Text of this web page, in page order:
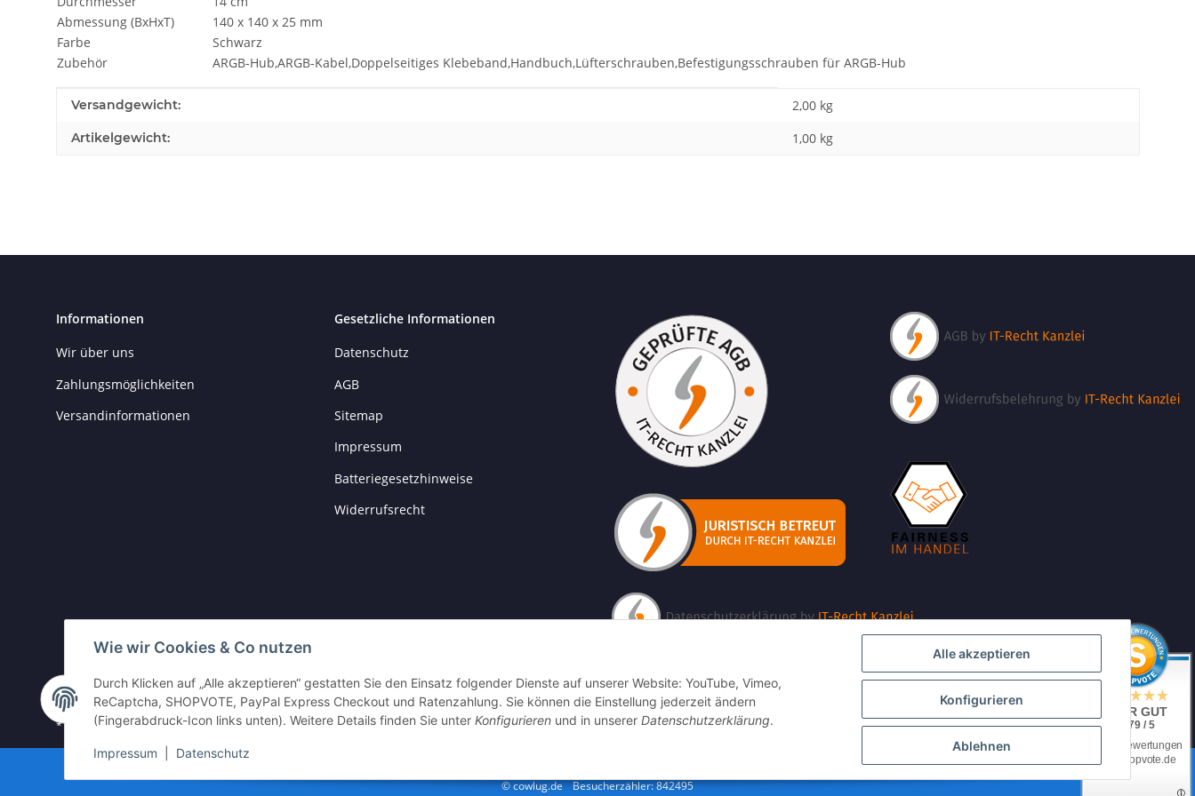
Alle akzeptieren
Konfigurieren
Ablehnen
Wie wir Cookies & Co nutzen
Durch Klicken auf „Alle akzeptieren“ gestatten Sie den Einsatz folgender Dienste auf unserer Website: YouTube, Vimeo,
ReCaptcha, SHOPVOTE, PayPal Express Checkout und Ratenzahlung. Sie können die Einstellung jederzeit ändern
(Fingerabdruck-Icon links unten). Weitere Details finden Sie unter Konfigurieren und in unserer Datenschutzerklärung.
Impressum Datenschutz
Abmessung (BxHxT)
140 x 140 x 25 mm
Farbe
Schwarz
Zubehör
ARGB-Hub,ARGB-Kabel,Doppelseitiges Klebeband,Handbuch,Lüfterschrauben,Befestigungsschrauben für ARGB-Hub
Produkteigenschaft
Wert
Versandgewicht: 2,00 kg
Artikelgewicht: 1,00 kg
Informationen
Wir über uns
Zahlungsmöglichkeiten
Versandinformationen
Gesetzliche Informationen
Datenschutz
AGB
Sitemap
Impressum
Batteriegesetzhinweise
Widerrufsrecht
Vertrag widerrufen
* Alle Preise inkl. gesetzlicher USt., zzgl.Versand
© cowlug.de Besucherzähler: 842495
SEHR GUT
4.79 / 5
aus 2 Bewertungen
bei: shopvote.de